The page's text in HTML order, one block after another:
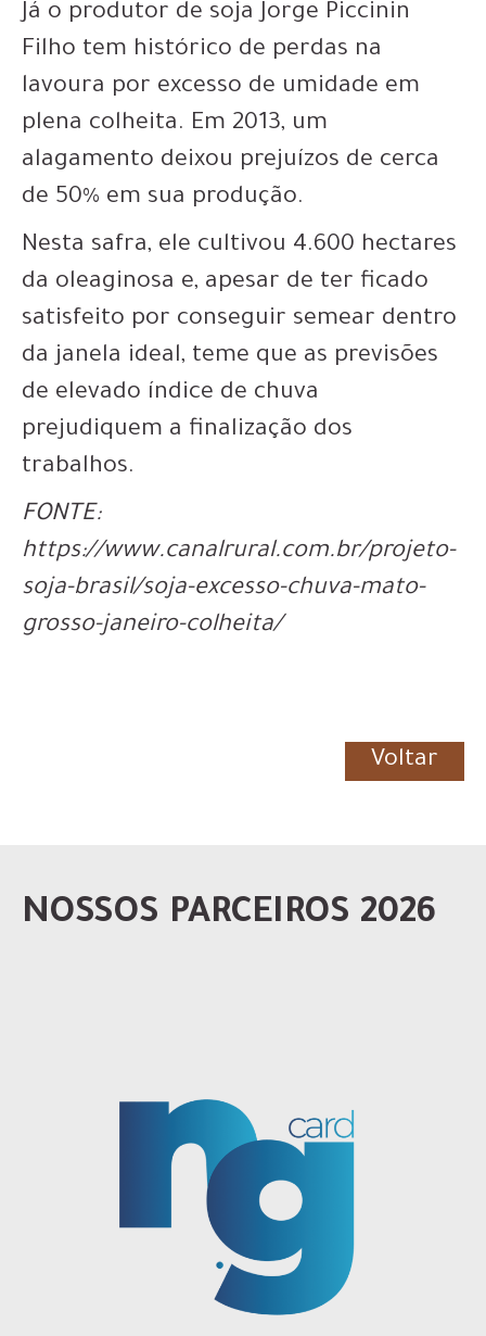
Já o produtor de soja Jorge Piccinin
Filho tem histórico de perdas na
lavoura por excesso de umidade em
plena colheita. Em 2013, um
alagamento deixou prejuízos de cerca
de 50% em sua produção.
Nesta safra, ele cultivou 4.600 hectares
da oleaginosa e, apesar de ter ficado
satisfeito por conseguir semear dentro
da janela ideal, teme que as previsões
de elevado índice de chuva
prejudiquem a finalização dos
trabalhos.
FONTE:
https://www.canalrural.com.br/projeto-
soja-brasil/soja-excesso-chuva-mato-
grosso-janeiro-colheita/
Voltar
NOSSOS PARCEIROS 2026